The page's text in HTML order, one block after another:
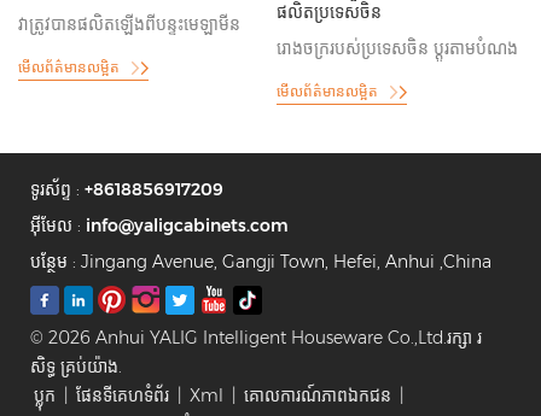
វាត្រូវបានផលិតឡើងពីបន្ទះមេឡាមីន
LED ដែលភ្ជាប់មកជាមួយ ហើយវាមាន
មើលព័ត៌មានលម្អិត
ផលិតប្រទេសចិន
រោងចក្ររបស់ប្រទេសចិន ប្ដូរតាមបំណង
និងទូខោអាវ
មើលព័ត៌មានលម្អិត
ទូរស័ព្ទ : +8618856917209
អ៊ីមែល : info@yaligcabinets.com
បន្ថែម : Jingang Avenue, Gangji Town, Hefei, Anhui ,China
© 2026 Anhui YALIG Intelligent Houseware Co.,Ltd.រក្សា រ
សិទ្ធ គ្រប់យ៉ាង.
ប្លុក
ផែនទីគេហទំព័រ Xml គោលការណ៍​ភាព​ឯកជន